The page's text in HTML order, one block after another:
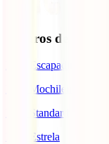
Seguros de Viagem
IATI Escapadinhas
IATI Mochileiro
IATI Standard
IATI Estrela